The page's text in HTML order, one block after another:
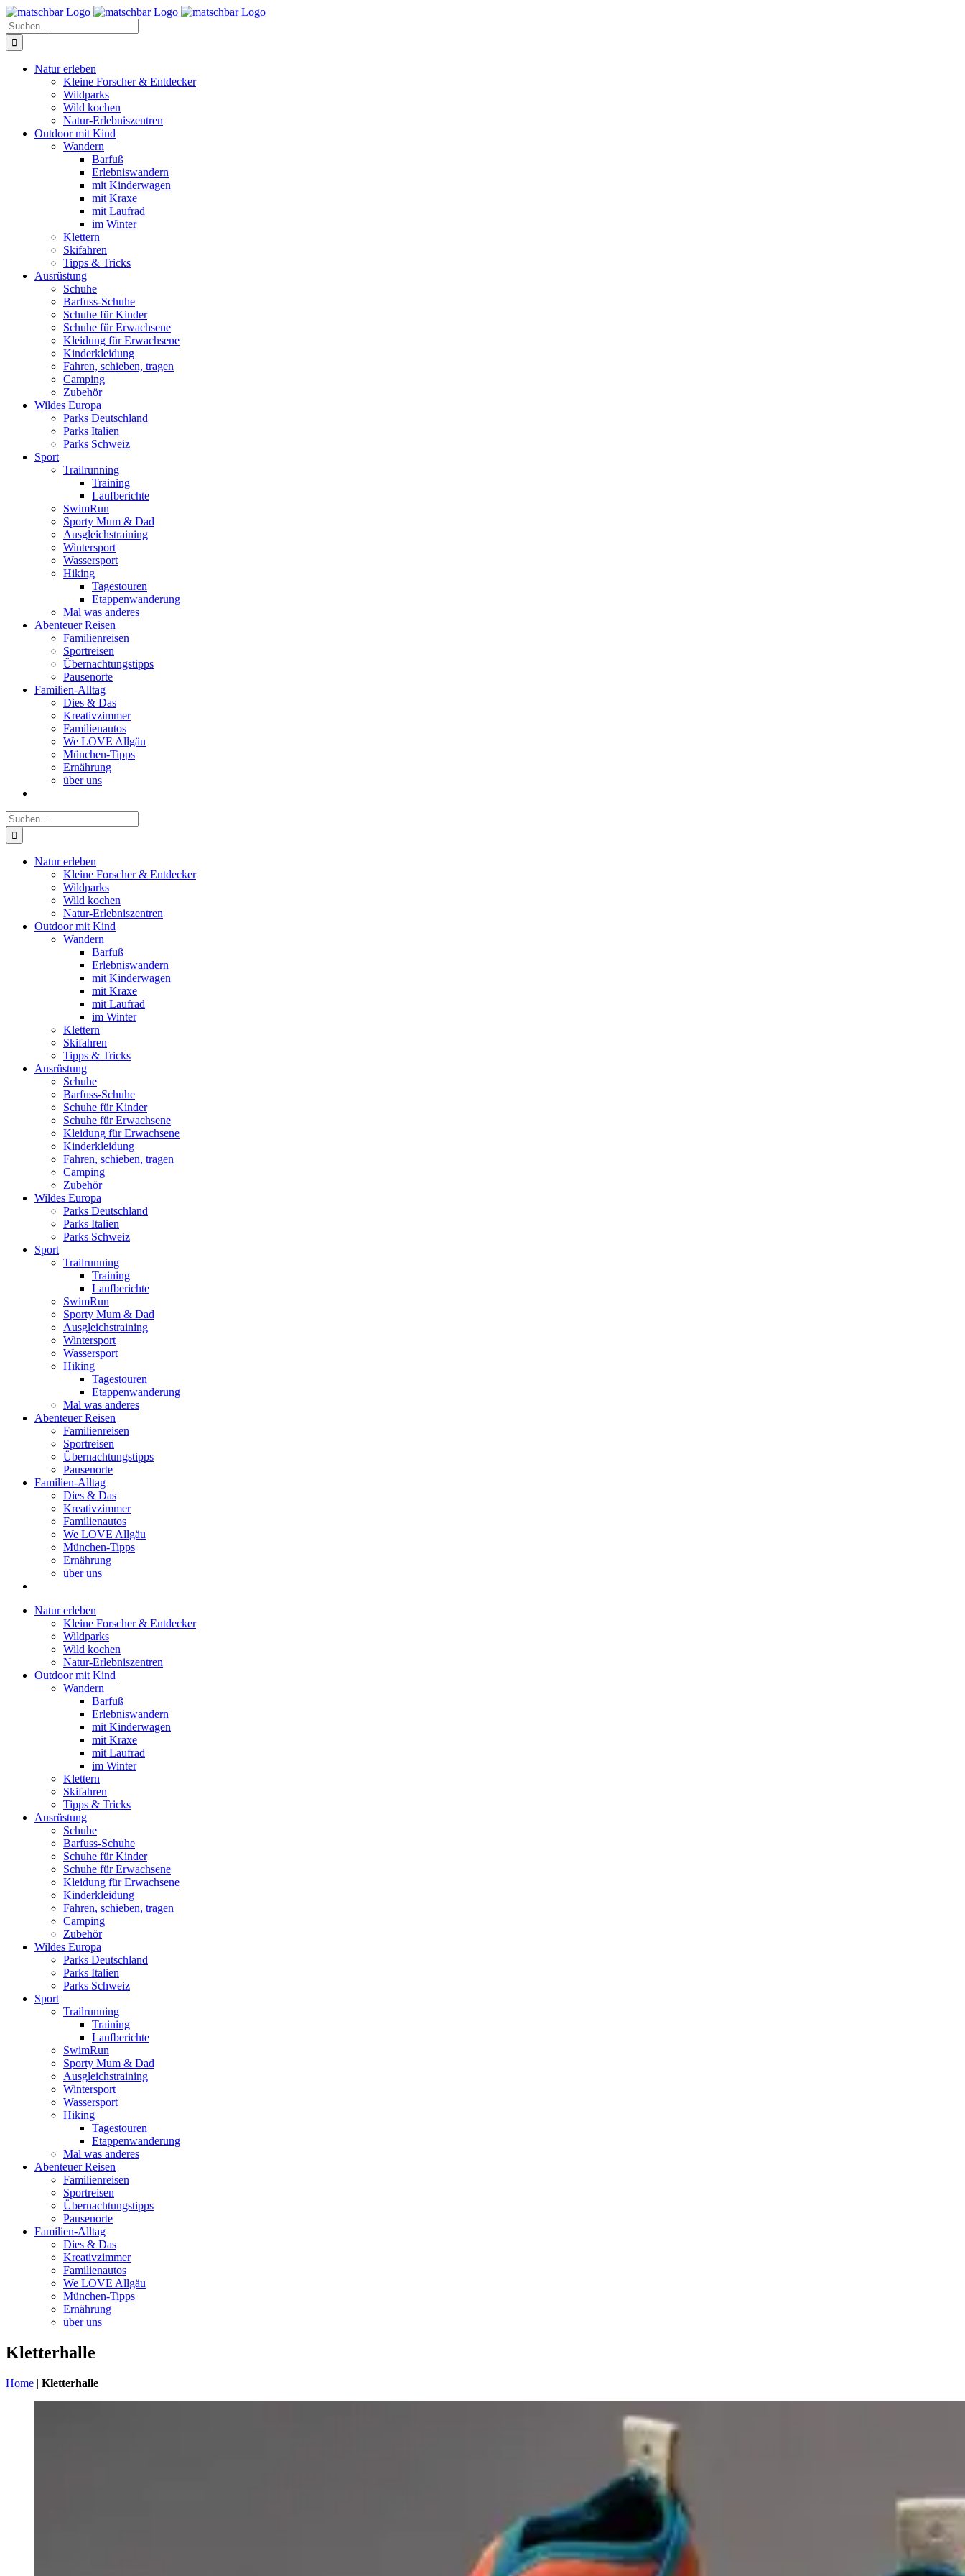
Zum
Inhalt
springen
Facebook
X
Instagram
Pinterest
Suche
nach:
Natur erleben
Kleine Forscher & Entdecker
Wildparks
Wild kochen
Natur-Erlebniszentren
Outdoor mit Kind
Wandern
Barfuß
Erlebniswandern
mit Kinderwagen
mit Kraxe
mit Laufrad
im Winter
Klettern
Skifahren
Tipps & Tricks
Ausrüstung
Schuhe
Barfuss-Schuhe
Schuhe für Kinder
Schuhe für Erwachsene
Kleidung für Erwachsene
Kinderkleidung
Fahren, schieben, tragen
Camping
Zubehör
Wildes Europa
Parks Deutschland
Parks Italien
Parks Schweiz
Sport
Trailrunning
Training
Laufberichte
SwimRun
Sporty Mum & Dad
Ausgleichstraining
Wintersport
Wassersport
Hiking
Tagestouren
Etappenwanderung
Mal was anderes
Abenteuer Reisen
Familienreisen
Sportreisen
Übernachtungstipps
Pausenorte
Familien-Alltag
Dies & Das
Kreativzimmer
Familienautos
We LOVE Allgäu
München-Tipps
Ernährung
über uns
Suche
nach:
Natur erleben
Kleine Forscher & Entdecker
Wildparks
Wild kochen
Natur-Erlebniszentren
Outdoor mit Kind
Wandern
Barfuß
Erlebniswandern
mit Kinderwagen
mit Kraxe
mit Laufrad
im Winter
Klettern
Skifahren
Tipps & Tricks
Ausrüstung
Schuhe
Barfuss-Schuhe
Schuhe für Kinder
Schuhe für Erwachsene
Kleidung für Erwachsene
Kinderkleidung
Fahren, schieben, tragen
Camping
Zubehör
Wildes Europa
Parks Deutschland
Parks Italien
Parks Schweiz
Sport
Trailrunning
Training
Laufberichte
SwimRun
Sporty Mum & Dad
Ausgleichstraining
Wintersport
Wassersport
Hiking
Tagestouren
Etappenwanderung
Mal was anderes
Abenteuer Reisen
Familienreisen
Sportreisen
Übernachtungstipps
Pausenorte
Familien-Alltag
Dies & Das
Kreativzimmer
Familienautos
We LOVE Allgäu
München-Tipps
Ernährung
über uns
Natur erleben
Kleine Forscher & Entdecker
Wildparks
Wild kochen
Natur-Erlebniszentren
Outdoor mit Kind
Wandern
Barfuß
Erlebniswandern
mit Kinderwagen
mit Kraxe
mit Laufrad
im Winter
Klettern
Skifahren
Tipps & Tricks
Ausrüstung
Schuhe
Barfuss-Schuhe
Schuhe für Kinder
Schuhe für Erwachsene
Kleidung für Erwachsene
Kinderkleidung
Fahren, schieben, tragen
Camping
Zubehör
Wildes Europa
Parks Deutschland
Parks Italien
Parks Schweiz
Sport
Trailrunning
Training
Laufberichte
SwimRun
Sporty Mum & Dad
Ausgleichstraining
Wintersport
Wassersport
Hiking
Tagestouren
Etappenwanderung
Mal was anderes
Abenteuer Reisen
Familienreisen
Sportreisen
Übernachtungstipps
Pausenorte
Familien-Alltag
Dies & Das
Kreativzimmer
Familienautos
We LOVE Allgäu
München-Tipps
Ernährung
über uns
Kletterhalle
Home | Kletterhalle